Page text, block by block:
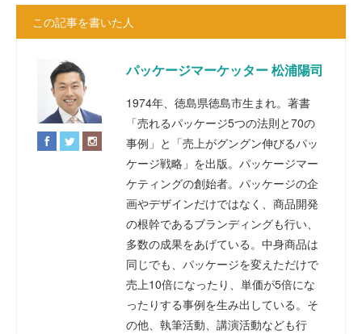
この記事を書いた人
パッケージマーケッター 松浦陽司
1974年、徳島県徳島市生まれ。著書
「売れるパッケージ5つの法則と70の
事例」と「売上がグングン伸びるパッ
ケージ戦略」を出版。パッケージマー
ケティングの創始者。パッケージの企
画やデザインだけではなく、商品開発
の根幹であるブランディングも行い、
多数の成果をあげている。中身商品は
同じでも、パッケージを変えただけで
売上10倍になったり、単価が5倍にな
ったりする事例を生み出している。そ
の他、執筆活動、講演活動なども行